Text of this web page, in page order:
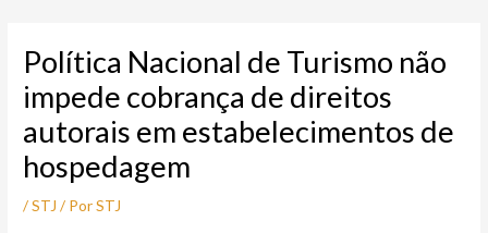
conteúdo
Política Nacional de Turismo não
impede cobrança de direitos
autorais em estabelecimentos de
hospedagem
/STJ / PorSTJ